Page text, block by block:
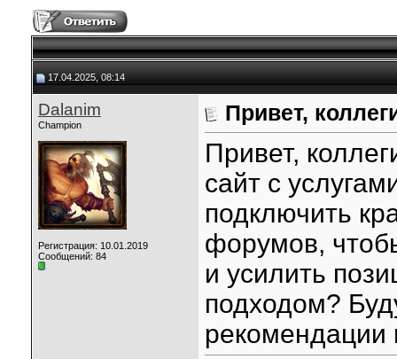
17.04.2025, 08:14
Dalanim
Champion
Регистрация: 10.01.2019
Сообщений: 84
Привет,
Привет,
сайт с
подключить
форумов,
и усилить
подходом?
рекомендации